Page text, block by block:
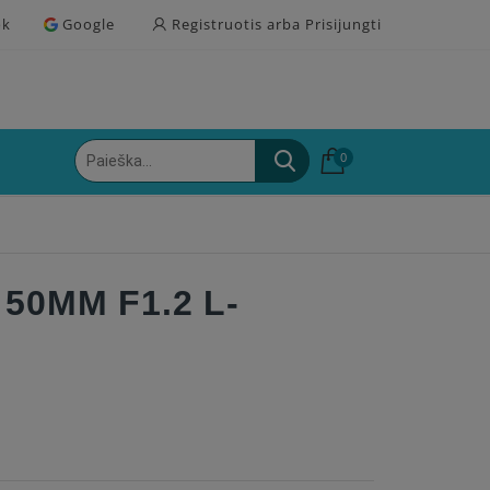
Google Registruotis arba Prisijungti
0
F1.2 L-